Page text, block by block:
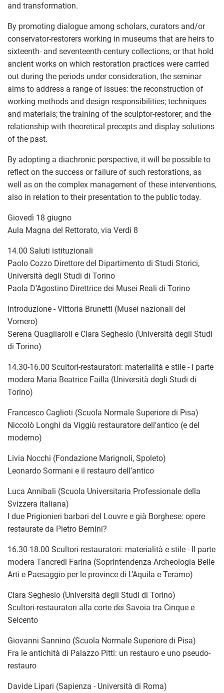
and transformation.
By promoting dialogue among scholars, curators and/or
conservator-restorers working in museums that are heirs to
sixteenth- and seventeenth-century collections, or that hold
ancient works on which restoration practices were carried
out during the periods under consideration, the seminar
aims to address a range of issues: the reconstruction of
working methods and design responsibilities; techniques
and materials; the training of the sculptor-restorer; and the
relationship with theoretical precepts and display solutions
of the past.
By adopting a diachronic perspective, it will be possible to
reflect on the success or failure of such restorations, as
well as on the complex management of these interventions,
also in relation to their presentation to the public today.
Giovedì 18 giugno
Aula Magna del Rettorato, via Verdi 8
14.00 Saluti istituzionali
Paolo Cozzo Direttore del Dipartimento di Studi Storici,
Università degli Studi di Torino
Paola D’Agostino Direttrice dei Musei Reali di Torino
Introduzione - Vittoria Brunetti (Musei nazionali del
Vomero)
Serena Quagliaroli e Clara Seghesio (Università degli Studi
di Torino)
14.30-16.00 Scultori-restauratori: materialità e stile - I parte
modera Maria Beatrice Failla (Università degli Studi di
Torino)
Francesco Caglioti (Scuola Normale Superiore di Pisa)
Niccolò Longhi da Viggiù restauratore dell’antico (e del
moderno)
Livia Nocchi (Fondazione Marignoli, Spoleto)
Leonardo Sormani e il restauro dell’antico
Luca Annibali (Scuola Universitaria Professionale della
Svizzera italiana)
I due Prigionieri barbari del Louvre e già Borghese: opere
restaurate da Pietro Bernini?
16.30-18.00 Scultori-restauratori: materialità e stile - II parte
modera Tancredi Farina (Soprintendenza Archeologia Belle
Arti e Paesaggio per le province di L’Aquila e Teramo)
Clara Seghesio (Università degli Studi di Torino)
Scultori-restauratori alla corte dei Savoia tra Cinque e
Seicento
Giovanni Sannino (Scuola Normale Superiore di Pisa)
Fra le antichità di Palazzo Pitti: un restauro e uno pseudo-
restauro
Davide Lipari (Sapienza - Università di Roma)